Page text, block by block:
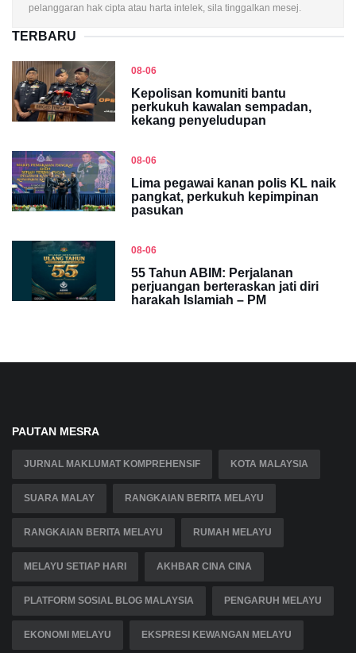
pelanggaran hak cipta atau harta intelek, sila tinggalkan mesej.
TERBARU
08-06
Kepolisan komuniti bantu
perkukuh kawalan sempadan,
kekang penyeludupan
08-06
Lima pegawai kanan polis KL naik
pangkat, perkukuh kepimpinan
pasukan
08-06
55 Tahun ABIM: Perjalanan
perjuangan berteraskan jati diri
harakah Islamiah – PM
PAUTAN MESRA
JURNAL MAKLUMAT KOMPREHENSIF KOTA MALAYSIA
SUARA MALAY RANGKAIAN BERITA MELAYU
RANGKAIAN BERITA MELAYU RUMAH MELAYU
MELAYU SETIAP HARI AKHBAR CINA CINA
PLATFORM SOSIAL BLOG MALAYSIA PENGARUH MELAYU
EKONOMI MELAYU EKSPRESI KEWANGAN MELAYU